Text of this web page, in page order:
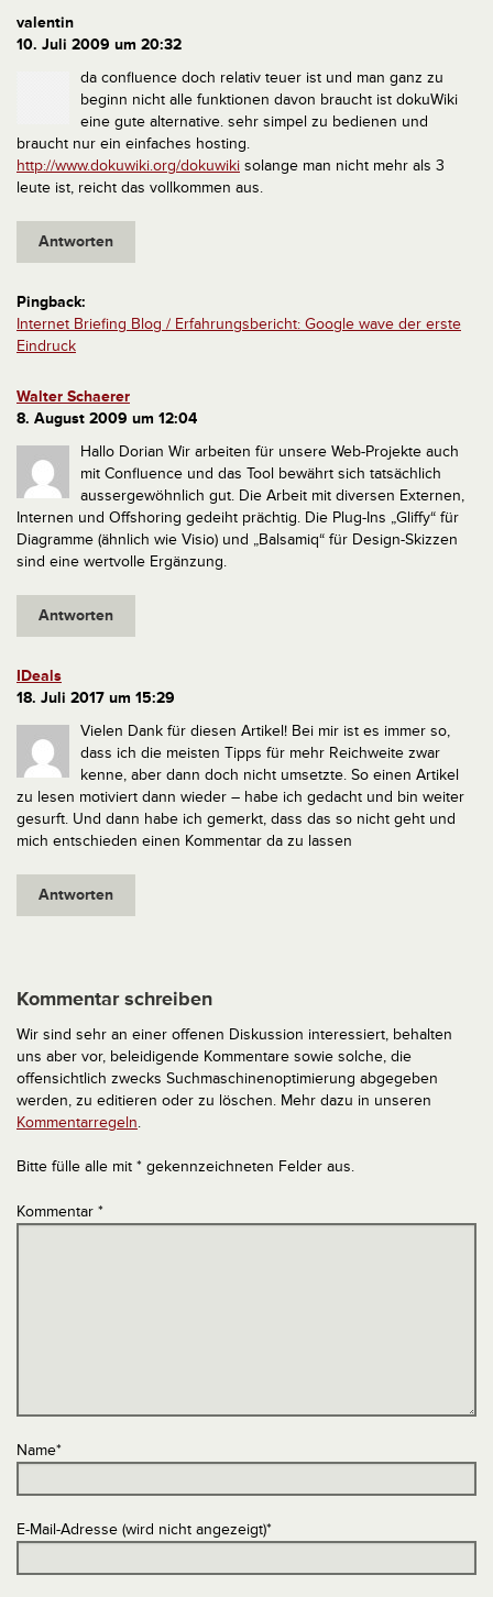
valentin
10. Juli 2009 um 20:32
da confluence doch relativ teuer ist und man ganz zu
beginn nicht alle funktionen davon braucht ist dokuWiki
eine gute alternative. sehr simpel zu bedienen und
braucht nur ein einfaches hosting.
http://www.dokuwiki.org/dokuwiki solange man nicht mehr als 3
leute ist, reicht das vollkommen aus.
Antworten
Pingback:
Internet Briefing Blog / Erfahrungsbericht: Google wave der erste
Eindruck
Walter Schaerer
8. August 2009 um 12:04
Hallo Dorian Wir arbeiten für unsere Web-Projekte auch
mit Confluence und das Tool bewährt sich tatsächlich
aussergewöhnlich gut. Die Arbeit mit diversen Externen,
Internen und Offshoring gedeiht prächtig. Die Plug-Ins „Gliffy“ für
Diagramme (ähnlich wie Visio) und „Balsamiq“ für Design-Skizzen
sind eine wertvolle Ergänzung.
Antworten
IDeals
18. Juli 2017 um 15:29
Vielen Dank für diesen Artikel! Bei mir ist es immer so,
dass ich die meisten Tipps für mehr Reichweite zwar
kenne, aber dann doch nicht umsetzte. So einen Artikel
zu lesen motiviert dann wieder – habe ich gedacht und bin weiter
gesurft. Und dann habe ich gemerkt, dass das so nicht geht und
mich entschieden einen Kommentar da zu lassen
Antworten
Kommentar schreiben
Wir sind sehr an einer offenen Diskussion interessiert, behalten
uns aber vor, beleidigende Kommentare sowie solche, die
offensichtlich zwecks Suchmaschinenoptimierung abgegeben
werden, zu editieren oder zu löschen. Mehr dazu in unseren
Kommentarregeln.
Bitte fülle alle mit * gekennzeichneten Felder aus.
Kommentar *
Name*
E-Mail-Adresse (wird nicht angezeigt)*